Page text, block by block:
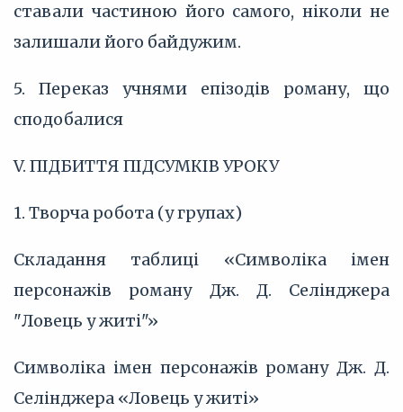
ставали частиною його самого, ніколи не
залишали його байдужим.
5. Переказ учнями епізодів роману, що
сподобалися
V. ПІДБИТТЯ ПІДСУМКІВ УРОКУ
1. Творча робота (у групах)
Складання таблиці «Символіка імен
персонажів роману Дж. Д. Селінджера
"Ловець у житі"»
Символіка імен персонажів роману Дж. Д.
Селінджера «Ловець у житі»